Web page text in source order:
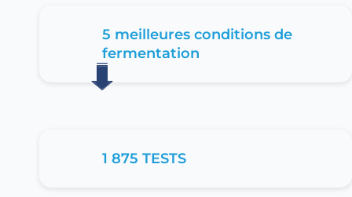
5 meilleures conditions de
fermentation
1 875 TESTS